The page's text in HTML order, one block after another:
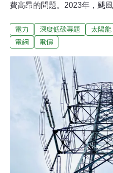
費高昂的問題。2023年，颶
西蘭第五名。偏遠小鎮吉斯
斯伯恩，一張電費帳單背後包
區配電公司Firstlight Network
費用。有別於台灣實施全國
價，反映該地區的電力生產
電力 深度低碳專題 太陽能
電網
電價